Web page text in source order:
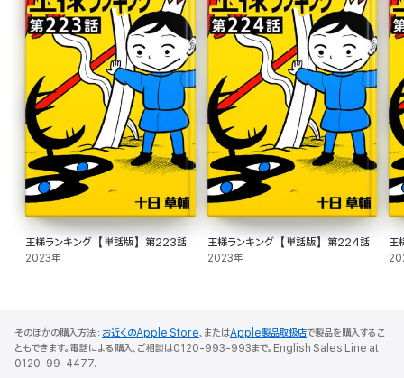
王様ランキング【単話版】第223話
2023年
王様ランキング【単話版】第224話
2023年
王
そのほかの購入方法： お近くのApple Store、またはApple製品取扱店で製品を購入するこ
ともできます。電話による購入、ご相談は0120-993-993まで。English Sales Line at
0120-99-4477.